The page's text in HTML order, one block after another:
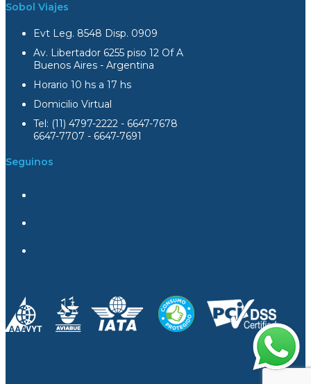
Sobol Viajes
Evt Leg. 8548 Disp. 0909
Av. Libertador 6255 piso 12 Of A
Buenos Aires - Argentina
Horario 10 hs a 17 hs
Domicilio Virtual
Tel: (11) 4797-2222 - 6647-7678
6647-7707 - 6647-7691
Seguinos